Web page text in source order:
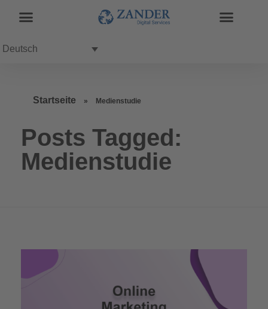
Deutsch
Startseite » Medienstudie
Posts Tagged:
Medienstudie